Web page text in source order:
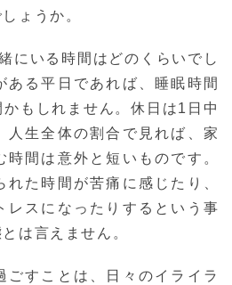
ょうか。
にいる時間はどのくらいでし
ある平日であれば、睡眠時間
もしれません。休日は1日中
人生全体の割合で見れば、家
間は意外と短いものです。
た時間が苦痛に感じたり、
レスになったりするという事
は言えません。
ごすことは、日々のイライラ